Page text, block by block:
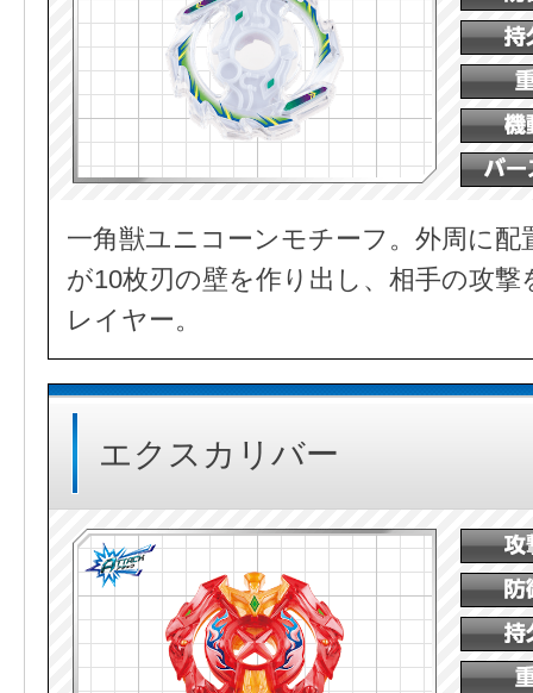
一角獣ユニコーンモチーフ。外周に
が10枚刃の壁を作り出し、相手の攻
レイヤー。
エクスカリバー